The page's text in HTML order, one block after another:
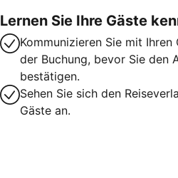
Lernen Sie Ihre Gäste
Kommunizieren Sie mit Ihren
der Buchung, bevor Sie den
bestätigen.
Sehen Sie sich den
Gäste an.